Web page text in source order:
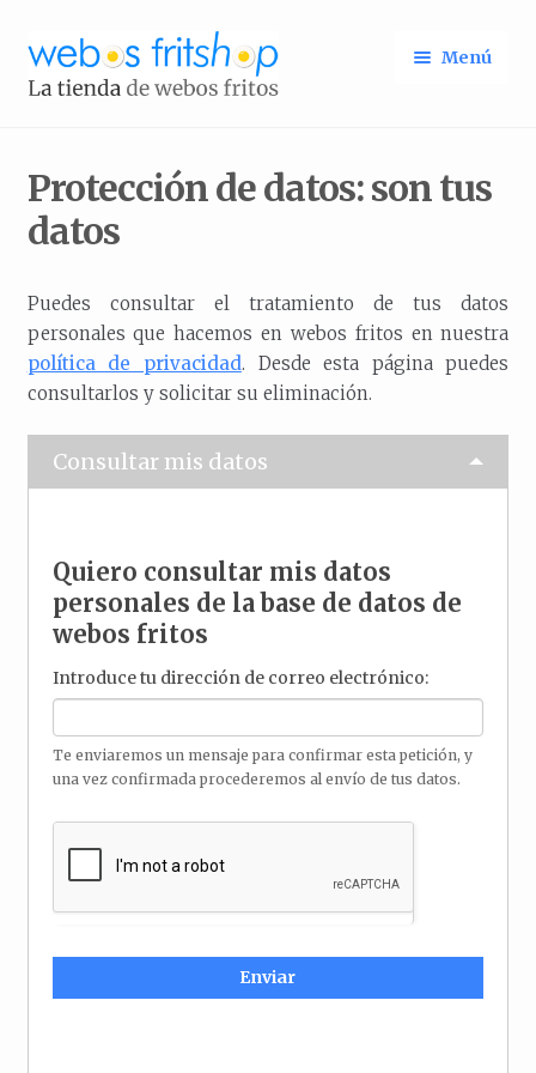
Ir
a
Ir
al
Menú
Protección de datos: son tus
datos
Puedes consultar el tratamiento de tus datos
personales que hacemos en webos fritos en nuestra
política de privacidad. Desde esta página puedes
consultarlos y solicitar su eliminación.
Consultar mis datos
Quiero
consultar
mis
personales
la
base
de
datos
de
webos
Quiero consultar mis datos
personales de la base de datos de
webos fritos
Introduce tu dirección de correo electrónico:
Te enviaremos un mensaje para confirmar esta petición, y
una vez confirmada procederemos al envío de tus datos.
Enviar